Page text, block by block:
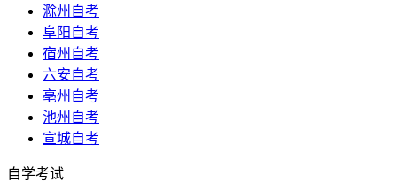
滁州自考
阜阳自考
宿州自考
六安自考
亳州自考
池州自考
宣城自考
自学考试